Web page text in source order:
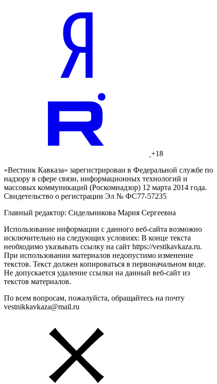
+18
«Вестник Кавказа» зарегистрирован в Федеральной службе по
надзору в сфере связи, информационных технологий и
массовых коммуникаций (Роскомнадзор) 12 марта 2014 года.
Свидетельство о регистрации Эл № ФС77-57235
Главный редактор: Сидельникова Мария Сергеевна
Использование информации с данного веб-сайта возможно
исключительно на следующих условиях: В конце текста
необходимо указывать ссылку на сайт https://vestikavkaza.ru.
При использовании материалов недопустимо изменение
текстов. Текст должен копироваться в первоначальном виде.
Не допускается удаление ссылки на данный веб-сайт из
текстов материалов.
По всем вопросам, пожалуйста, обращайтесь на почту
vestnikkavkaza@mail.ru